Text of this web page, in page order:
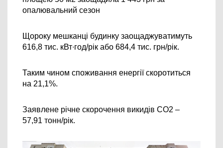
опалювальний сезон
Щороку мешканці будинку заощаджуватимуть
616,8 тис. кВт∙год/рік або 684,4 тис. грн/рік.
Таким чином споживання енергії скоротиться
на 21,1%.
Заявлене річне скорочення викидів СО2 –
57,91 тонн/рік.